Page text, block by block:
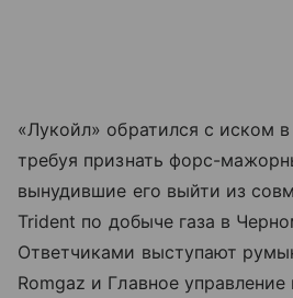
«Лукойл» обратился с иском
требуя признать форс-
вынудившие его выйти из
Trident по добыче газа в
Ответчиками выступают
Romgaz и Главное